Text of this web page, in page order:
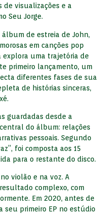
de visualizações e a
Seu Jorge.
álbum de estreia de John,
em canções pop
explora uma trajetória de
primeiro lançamento, um
diferentes fases de sua
de histórias sinceras,
guardadas desde a
do álbum: relações
pessoais. Segundo
foi composta aos 15
para o restante do disco.
violão e na voz. A
complexo, com
Em 2020, antes de
seu primeiro EP no estúdio